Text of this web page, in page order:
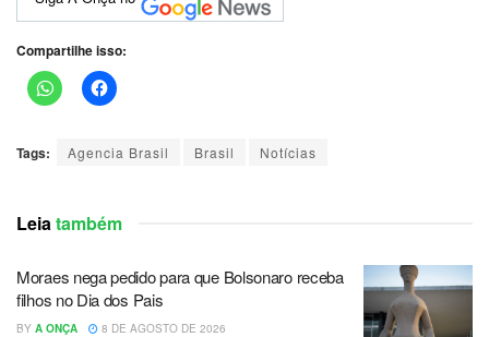
Compartilhe isso:
Tags: Agencia Brasil Brasil Notícias
Leia também
Moraes nega pedido para que Bolsonaro receba
filhos no Dia dos Pais
BY A ONÇA 8 DE AGOSTO DE 2026